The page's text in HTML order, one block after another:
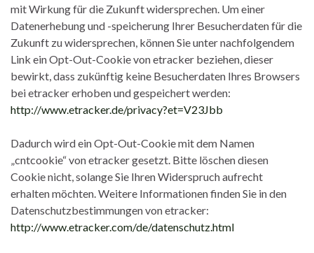
mit Wirkung für die Zukunft widersprechen. Um einer
Datenerhebung und -speicherung Ihrer Besucherdaten für die
Zukunft zu widersprechen, können Sie unter nachfolgendem
Link ein Opt-Out-Cookie von etracker beziehen, dieser
bewirkt, dass zukünftig keine Besucherdaten Ihres Browsers
bei etracker erhoben und gespeichert werden:
http://www.etracker.de/privacy?et=V23Jbb
Dadurch wird ein Opt-Out-Cookie mit dem Namen
„cntcookie“ von etracker gesetzt. Bitte löschen diesen
Cookie nicht, solange Sie Ihren Widerspruch aufrecht
erhalten möchten. Weitere Informationen finden Sie in den
Datenschutzbestimmungen von etracker:
http://www.etracker.com/de/datenschutz.html